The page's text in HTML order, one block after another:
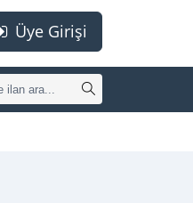
Üye Girişi